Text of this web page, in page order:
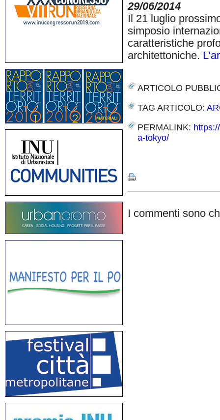
29/06/2014
Il 21 luglio
simposio
caratteristiche
architettoniche.
ARTICOLO
TAG ARTICOLO:
PERMALINK:
a-tokyo/
I commenti sono